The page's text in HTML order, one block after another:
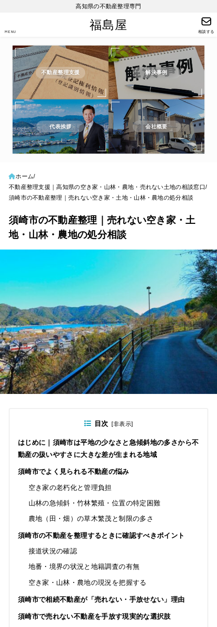
高知県の不動産整理専門
福島屋 相談する
MENU
不動産整理支援 解決事例
代表挨拶 会社概要
ホーム
不動産整理支援｜高知県の空き家・山林・農地・売れない土地の相談窓口
須崎市の不動産整理｜売れない空き家・土地・山林・農地の処分相談
須崎市の不動産整理｜売れない空き家・土
地・山林・農地の処分相談
目次 [非表示]
はじめに｜須崎市は平地の少なさと急傾斜地の多さから不
動産の扱いやすさに大きな差が生まれる地域
須崎市でよく見られる不動産の悩み
空き家の老朽化と管理負担
山林の急傾斜・竹林繁殖・位置の特定困難
農地（田・畑）の草木繁茂と制限の多さ
須崎市の不動産を整理するときに確認すべきポイント
接道状況の確認
地番・境界の状況と地籍調査の有無
空き家・山林・農地の現況を把握する
須崎市で相続不動産が「売れない・手放せない」理由
須崎市で売れない不動産を手放す現実的な選択肢